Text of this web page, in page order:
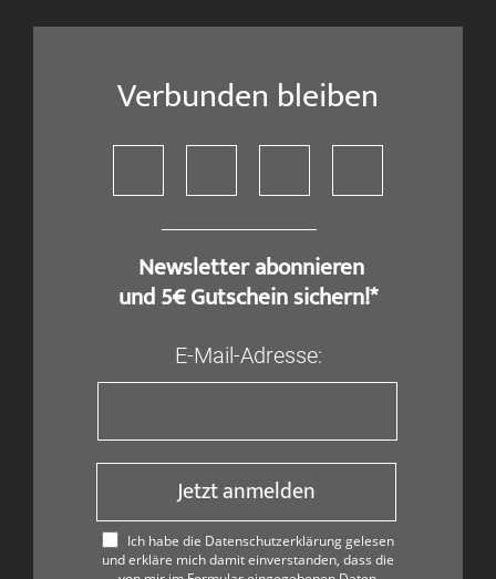
Verbunden bleiben
​ Newsletter abonnieren
und 5€ Gutschein sichern!*
E-Mail-Adresse:
Jetzt anmelden
Ich habe die Datenschutzerklärung gelesen
und erkläre mich damit einverstanden, dass die